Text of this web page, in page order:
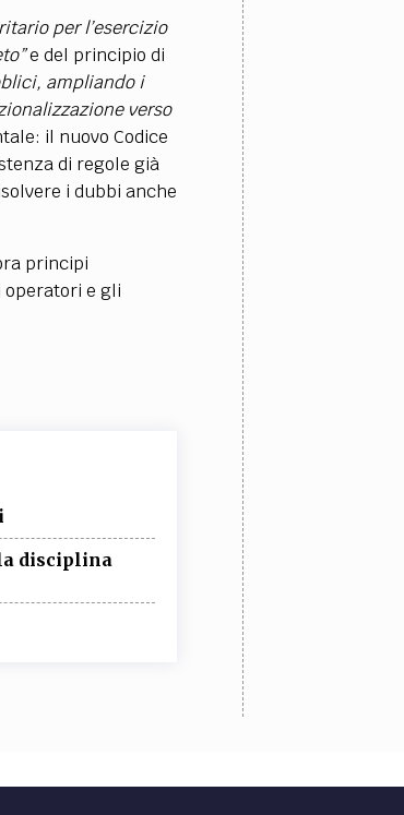
per l’esercizio
e del principio di
ampliando i
verso
il nuovo Codice
di regole già
i dubbi anche
principi
operatori e gli
disciplina